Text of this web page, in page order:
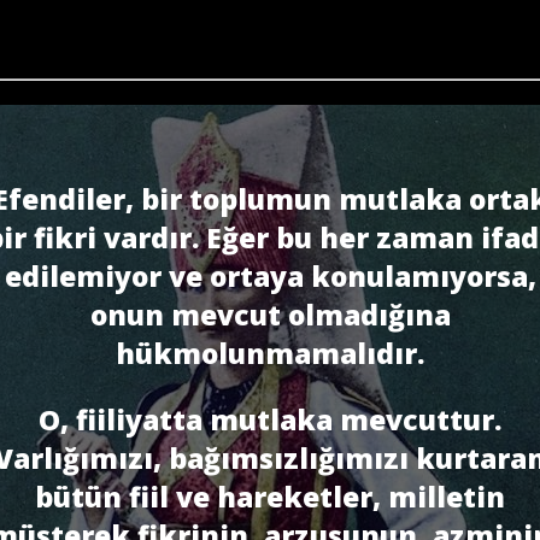
bir toplumun mutlaka
fikri vardır. Eğer bu her zaman
edilemiyor ve ortaya konulamıyorsa,
onun mevcut olmadığına
hükmolunmamalıdır.
O, fiiliyatta mutlaka mevcuttur.
bağımsızlığımızı
bütün fiil ve hareketler, milletin